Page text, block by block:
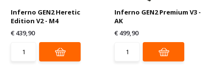
Inferno GEN2 Heretic
Edition V2 - M4
€ 439,90
Inferno GEN2 Premium V3 -
AK
€ 499,90